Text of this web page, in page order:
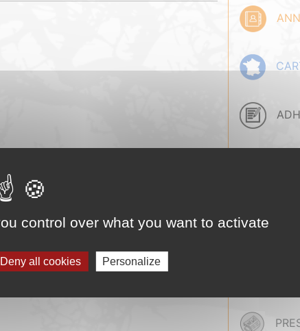
control over what you want to activate
Deny all cookies Personalize